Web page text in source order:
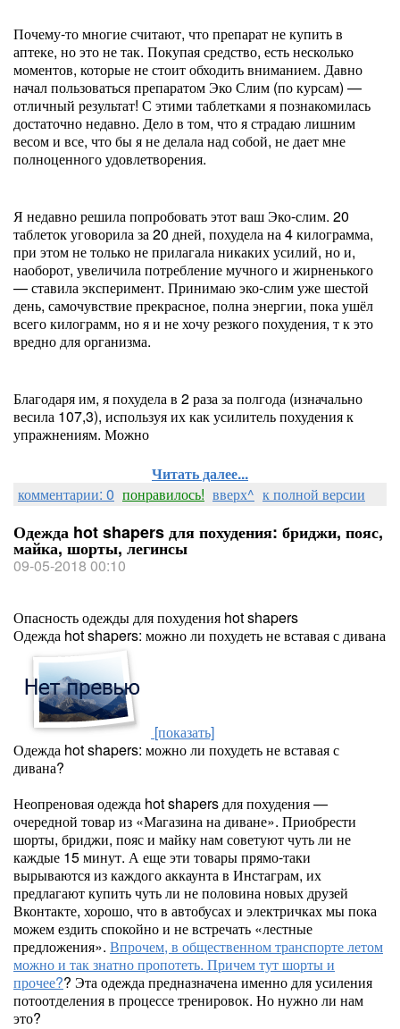
Почему-то многие считают, что препарат не купить в
аптеке, но это не так. Покупая средство, есть несколько
моментов, которые не стоит обходить вниманием. Давно
начал пользоваться препаратом Эко Слим (по курсам) —
отличный результат! С этими таблетками я познакомилась
достаточно недавно. Дело в том, что я страдаю лишним
весом и все, что бы я не делала над собой, не дает мне
полноценного удовлетворения.
Я недавно решила попробовать этот ваш Эко-слим. 20
таблеток уговорила за 20 дней, похудела на 4 килограмма,
при этом не только не прилагала никаких усилий, но и,
наоборот, увеличила потребление мучного и жирненького
— ставила эксперимент. Принимаю эко-слим уже шестой
день, самочувствие прекрасное, полна энергии, пока ушёл
всего килограмм, но я и не хочу резкого похудения, т к это
вредно для организма.
Благодаря им, я похудела в 2 раза за полгода (изначально
весила 107,3), используя их как усилитель похудения к
упражнениям. Можно
Читать далее...
комментарии: 0 понравилось! вверх^ к полной версии
Одежда hot shapers для похудения: бриджи, пояс,
майка, шорты, легинсы
09-05-2018 00:10
Опасность одежды для похудения hot shapers
Одежда hot shapers: можно ли похудеть не вставая с дивана
[показать]
Одежда hot shapers: можно ли похудеть не вставая с
дивана?
Неопреновая одежда hot shapers для похудения —
очередной товар из «Магазина на диване». Приобрести
шорты, бриджи, пояс и майку нам советуют чуть ли не
каждые 15 минут. А еще эти товары прямо-таки
вырываются из каждого аккаунта в Инстаграм, их
предлагают купить чуть ли не половина новых друзей
Вконтакте, хорошо, что в автобусах и электричках мы пока
можем ездить спокойно и не встречать «лестные
предложения». Впрочем, в общественном транспорте летом
можно и так знатно пропотеть. Причем тут шорты и
прочее?? Эта одежда предназначена именно для усиления
потоотделения в процессе тренировок. Но нужно ли нам
это?